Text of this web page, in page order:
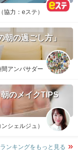
協力：eステ）
の過ごし方」
間アンバサダー
のメイクTIPS
シェルジュ）
ンキングをもっと見る